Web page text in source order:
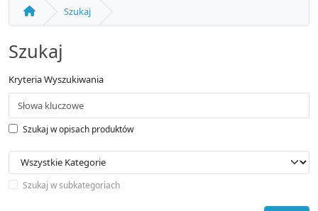
Szukaj
Szukaj
Kryteria Wyszukiwania
Szukaj w opisach produktów
Szukaj w subkategoriach